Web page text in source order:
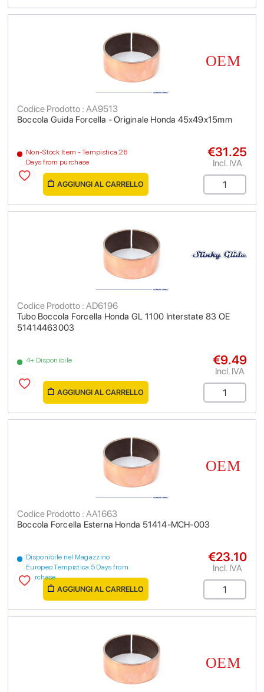
Boccola Guida Forcella - Originale Honda 45x49x15mm
Codice Prodotto : AA9513
Non-Stock Item - Tempistica 26
Days from purchase
€31.25
Incl. IVA
AGGIUNGI AL CARRELLO
Tubo Boccola Forcella Honda GL 1100 Interstate 83 OE
51414463003
Codice Prodotto : AD6196
4+ Disponibile €9.49
Incl. IVA
AGGIUNGI AL CARRELLO
Boccola Forcella Esterna Honda 51414-MCH-003
Codice Prodotto : AA1663
Disponibile nel Magazzino
Europeo Tempistica 5 Days from
purchase
€23.10
Incl. IVA
AGGIUNGI AL CARRELLO